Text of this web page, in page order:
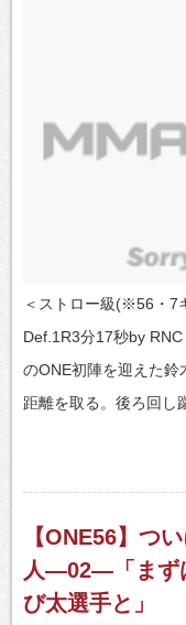
＜ストロー級(※56・7
Def.1R3分17秒by
のONE初陣を迎えた鈴
距離を取る。後ろ回し
【ONE56】つ
人―02―「まず
び太選手と」